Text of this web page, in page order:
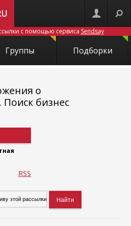
с помощью сервиса Sendsay
Группы Подборки
о
Поиск бизнес
RSS